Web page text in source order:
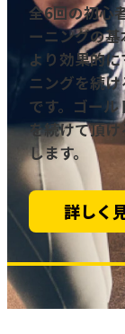
全6回の初心
ーニングの
より効果的
ニングを続
です。ゴー
を続けて頂
します。
詳しく